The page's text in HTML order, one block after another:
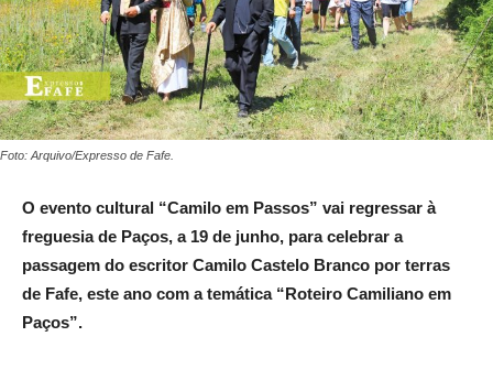
Foto: Arquivo/Expresso de Fafe.
O evento cultural “Camilo em Passos” vai regressar à
freguesia de Paços, a 19 de junho, para celebrar a
passagem do escritor Camilo Castelo Branco por terras
de Fafe, este ano com a temática “Roteiro Camiliano em
Paços”.